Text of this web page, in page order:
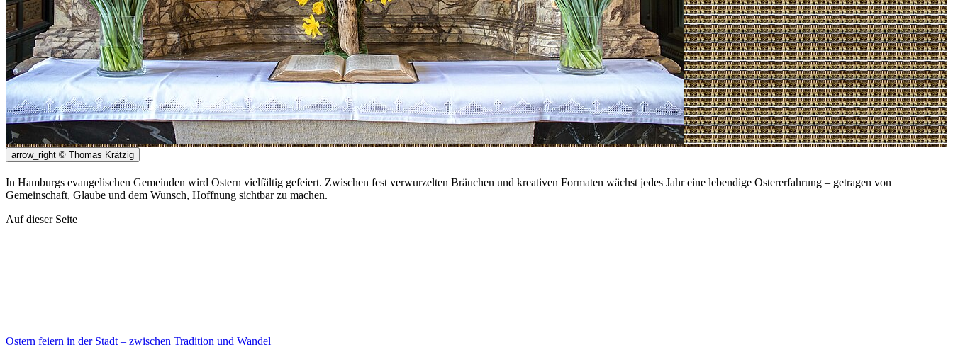
arrow_right © Thomas Krätzig
In Hamburgs evangelischen Gemeinden wird Ostern vielfältig gefeiert. Zwischen fest verwurzelten Bräuchen und kreativen Formaten wächst jedes Jahr eine lebendige Ostererfahrung – getragen von
Gemeinschaft, Glaube und dem Wunsch, Hoffnung sichtbar zu machen.
Auf dieser Seite
Ostern feiern in der Stadt – zwischen Tradition und Wandel